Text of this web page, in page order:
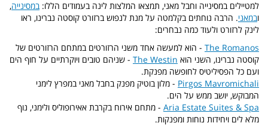
למטיילים במסינייה וחבל מאני, תמצאו המלצות לינה בעמודים הללו:במסינייה,
ובמאני. הרבה נוחתים בקלמטה על מנת לנפוש ברזורט קוסטה נברינו, ראו
לינק לרזורט ולעוד כמה נבחרים:
The Romanos - הוא למעשה אחד משני הרזורטים במתחם הרזורטים של
קוסטה נברינו, השני הוא The Westin - שניהם טובים ויוקרתיים על חוף הים
ועם כל הפסיליטיס לחופשה מפנקת.
Pirgos Mavromichali - מלון בוטיק מפנק בחבל מאני במפרץ לימני
המבוקש, יושב ממש על הים.
Aria Estate Suites & Spa - מתחם אירוח בקרבת אאירופוליס ולימני, נוף
מלא לים ויחידות נוחות ומפנקות.